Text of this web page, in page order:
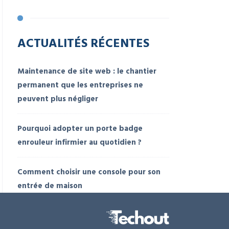
ACTUALITÉS RÉCENTES
Maintenance de site web : le chantier
permanent que les entreprises ne
peuvent plus négliger
Pourquoi adopter un porte badge
enrouleur infirmier au quotidien ?
Comment choisir une console pour son
entrée de maison